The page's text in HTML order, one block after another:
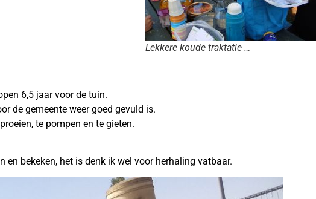
Lekkere koude traktatie …
6,5 jaar voor de tuin.
de gemeente weer goed gevuld is.
te pompen en te gieten.
en bekeken, het is denk ik wel voor herhaling vatbaar.